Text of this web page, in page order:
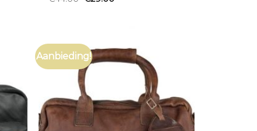
Aanbieding!